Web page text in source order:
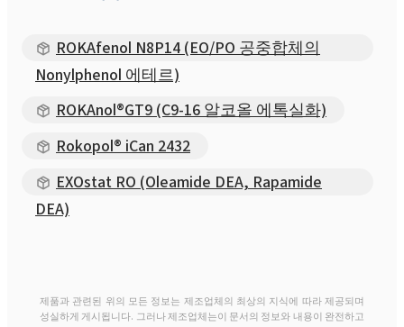
ROKAfenol N8P14 (EO/PO 공중합체의
Nonylphenol 에테르)
ROKAnol®GT9 (C9-16 알코올 에톡실화)
Rokopol® iCan 2432
EXOstat RO (Oleamide DEA, Rapamide
DEA)
제품과 관련된 위의 모든 정보는 제조업체의 최상의 지식에 따라 제공되며
성실하게 게시됩니다. 그러나 제조업체는이 문서의 정보와 내용이 완전하고